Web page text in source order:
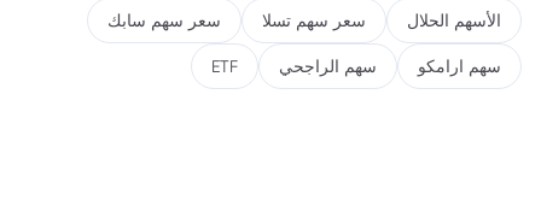
الأسهم الحلال سعر سهم تسلا سعر سهم سابك
سهم ارامكو سهم الراجحي ETF